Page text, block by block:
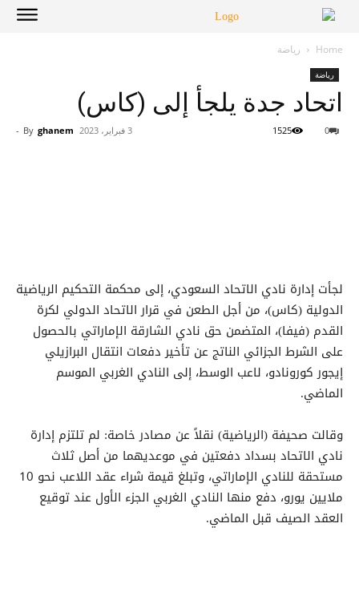
Home رياضة
رياضة
اتحاد جدة يلجأ إلى (كاس)
By ghanem
- 3 فبراير، 2023 0
1525
لجأت إدارة نادي الاتحاد السعودي، إلى محكمة التحكيم الرياضية
الدولية (كاس)، من أجل الطعن في قرار الاتحاد الدولي لكرة
القدم (فيفا)، المتضمن حق نادي الشارقة الإماراتي بالحصول
على الشرط الجزائي الناتج عن تأخير دفعات انتقال البرازيلي
إيجور كورونادو، لاعب الوسط، إلى النادي الغربي الموسم
الماضي.
وقالت صحيفة (الرياضية) نقلاً عن مصادر خاصة: لم تلتزم إدارة
نادي الاتحاد بسداد دفعتين في موعديهما من أصل ثلاث
مستحقة للنادي الإماراتي، وتبلغ قيمة شراء عقد اللاعب نحو 10
ملايين يورو، دفع منها النادي الغربي الجزء الأول عند توقيع
العقد الصيف قبل الماضي.